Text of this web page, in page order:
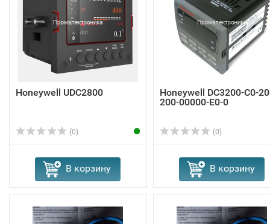
Honeywell UDC2800
(0)
В корзину
Honeywell DC3200-C0-
200-00000-E0-0
(0)
В корзину